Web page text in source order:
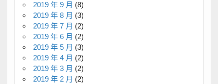
2019 年 9 月 (8)
2019 年 8 月 (3)
2019 年 7 月 (2)
2019 年 6 月 (2)
2019 年 5 月 (3)
2019 年 4 月 (2)
2019 年 3 月 (2)
2019 年 2 月 (2)